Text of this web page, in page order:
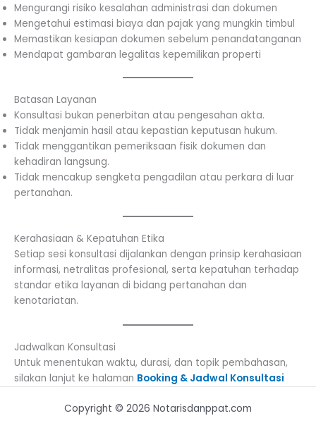
Mengurangi risiko kesalahan administrasi dan dokumen
Mengetahui estimasi biaya dan pajak yang mungkin timbul
Memastikan kesiapan dokumen sebelum penandatanganan
Mendapat gambaran legalitas kepemilikan properti
Batasan Layanan
Konsultasi bukan penerbitan atau pengesahan akta.
Tidak menjamin hasil atau kepastian keputusan hukum.
Tidak menggantikan pemeriksaan fisik dokumen dan
kehadiran langsung.
Tidak mencakup sengketa pengadilan atau perkara di luar
pertanahan.
Kerahasiaan & Kepatuhan Etika
Setiap sesi konsultasi dijalankan dengan prinsip kerahasiaan
informasi, netralitas profesional, serta kepatuhan terhadap
standar etika layanan di bidang pertanahan dan
kenotariatan.
Jadwalkan Konsultasi
Untuk menentukan waktu, durasi, dan topik pembahasan,
silakan lanjut ke halaman Booking & Jadwal Konsultasi
Copyright © 2026 Notarisdanppat.com